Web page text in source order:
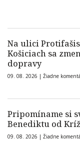
Na ulici
Košiciach sa
dopravy
09. 08. 2026 | Žiadne
Pripomíname si
Benediktu od
09. 08. 2026 | Žiadne